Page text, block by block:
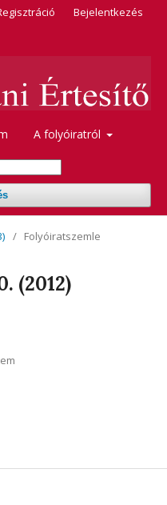
A folyóiratról
Bejelentkezés
/ Folyóiratszemle
(2012)